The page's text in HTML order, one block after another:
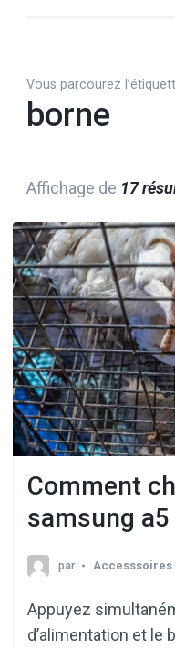
Vous parcourez
borne
Affichage de 17
Comment
samsung
par Accesssoires
Appuyez
d’alimentation et le